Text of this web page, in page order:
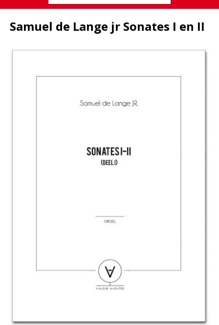
Samuel de Lange jr Sonates I en II